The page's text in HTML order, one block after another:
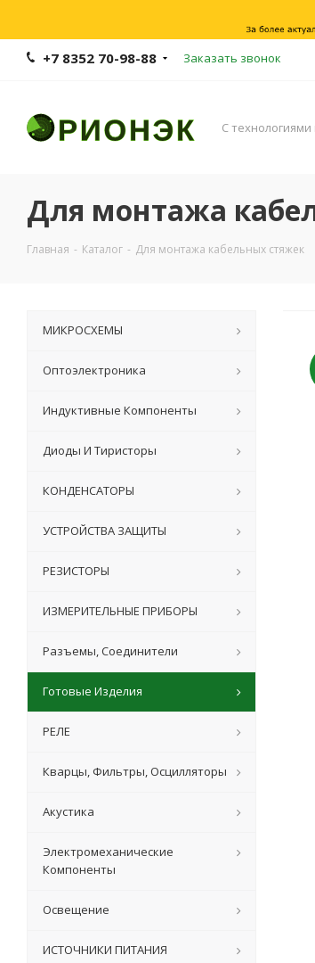
+7 8352 70-98-88 Заказать звонок
С
Для монтажа
Главная - Каталог - Для монтажа кабельных стяжек
МИКРОСХЕМЫ
Оптоэлектроника
Индуктивные Компоненты
Диоды И Тиристоры
КОНДЕНСАТОРЫ
УСТРОЙСТВА ЗАЩИТЫ
РЕЗИСТОРЫ
ИЗМЕРИТЕЛЬНЫЕ ПРИБОРЫ
Разъемы, Соединители
Готовые Изделия
РЕЛЕ
Кварцы, Фильтры, Осцилляторы
Акустика
Электромеханические
Компоненты
Освещение
ИСТОЧНИКИ ПИТАНИЯ